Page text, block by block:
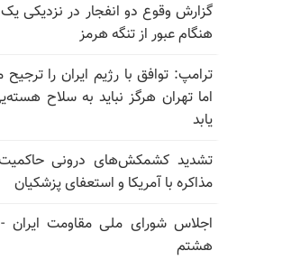
گزارش وقوع دو انفجار در نزدیکی
هنگام عبور از تنگه هرمز
ترامپ: توافق با رژیم ایران را
اما تهران هرگز نباید به سلاح
یابد
تشدید کشمکش‌های درونی
مذاکره با آمریکا و استعفای پزشکیان
اجلاس شورای ملی مقاومت
هشتم